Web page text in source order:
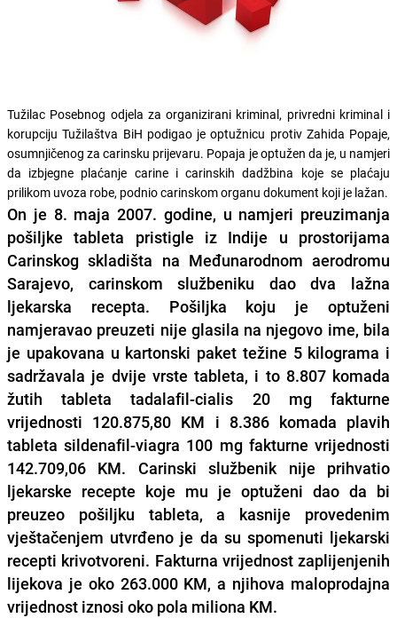
Tužilac Posebnog odjela za organizirani kriminal, privredni kriminal i
korupciju Tužilaštva BiH podigao je optužnicu protiv Zahida Popaje,
osumnjičenog za carinsku prijevaru. Popaja je optužen da je, u namjeri
da izbjegne plaćanje carine i carinskih dadžbina koje se plaćaju
prilikom uvoza robe, podnio carinskom organu dokument koji je lažan.
On je 8. maja 2007. godine, u namjeri preuzimanja
pošiljke tableta pristigle iz Indije u prostorijama
Carinskog skladišta na Međunarodnom aerodromu
Sarajevo, carinskom službeniku dao dva lažna
ljekarska recepta. Pošiljka koju je optuženi
namjeravao preuzeti nije glasila na njegovo ime, bila
je upakovana u kartonski paket težine 5 kilograma i
sadržavala je dvije vrste tableta, i to 8.807 komada
žutih tableta tadalafil-cialis 20 mg fakturne
vrijednosti 120.875,80 KM i 8.386 komada plavih
tableta sildenafil-viagra 100 mg fakturne vrijednosti
142.709,06 KM. Carinski službenik nije prihvatio
ljekarske recepte koje mu je optuženi dao da bi
preuzeo pošiljku tableta, a kasnije provedenim
vještačenjem utvrđeno je da su spomenuti ljekarski
recepti krivotvoreni. Fakturna vrijednost zaplijenjenih
lijekova je oko 263.000 KM, a njihova maloprodajna
vrijednost iznosi oko pola miliona KM.